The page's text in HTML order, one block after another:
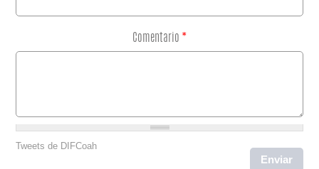
Comentario *
Tweets de DIFCoah